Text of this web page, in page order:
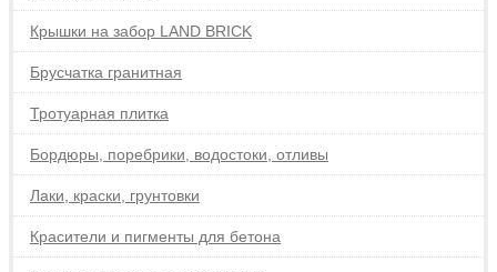
Крышки на забор LAND BRICK
Брусчатка гранитная
Тротуарная плитка
Бордюры, поребрики, водостоки, отливы
Лаки, краски, грунтовки
Красители и пигменты для бетона